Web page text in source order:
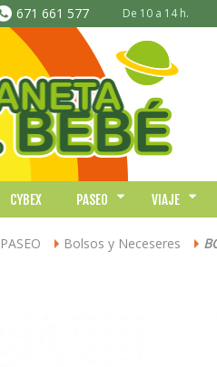
671 661 577 De 10 a 14 h.
CYBEX PASEO VIAJE
> Bolsos y Neceseres >